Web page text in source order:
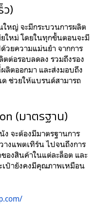
)
ใหญ่ จะมีกระบวนการผลิต
ใหม่ โดยในทุกขั้นตอนจะมี
วยความแม่นยำ จากการ
ตต่อรอบลดลง รวมถึงรอง
ลิตออกมา และส่งมอบถึง
ช่วยให้แบรนด์สามารถ
(มาตรฐาน)
ง จะต้องมีมาตรฐานการ
งแพตเทิร์น ไปจนถึงการ
องสินค้าในแต่ละล็อต และ
เป๋ายังคงมีคุณภาพเหมือน